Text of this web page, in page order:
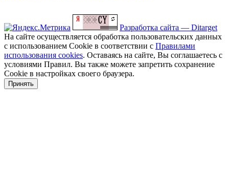
Разработка сайта — Ditarget
На сайте осуществляется обработка пользовательских данных
с использованием Cookie в соответствии с Правилами
использования cookies. Оставаясь на сайте, Вы соглашаетесь с
условиями Правил. Вы также можете запретить сохранение
Cookie в настройках своего браузера.
Принять